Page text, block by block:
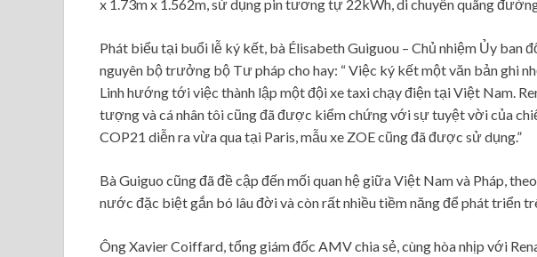
x 1.73m x 1.562m, sử dụng pin tương tự 22kWh, di chuyển quãng
Phát biểu tại buổi lễ ký kết, bà Élisabeth Guiguou – Chủ nhiệm Ủy ban
nguyên bộ trưởng bộ Tư pháp cho hay: “ Việc ký kết một văn bản ghi
Linh hướng tới việc thành lập một đội xe taxi chạy điện tại Việt Nam.
tượng và cá nhân tôi cũng đã được kiểm chứng với sự tuyệt vời của
COP21 diễn ra vừa qua tại Paris, mẫu xe ZOE cũng đã được sử dụng.”
Bà Guiguo cũng đã đề cập đến mối quan hệ giữa Việt Nam và Pháp,
nước đặc biệt gắn bó lâu đời và còn rất nhiều tiềm năng để phát triển
Ông Xavier Coiffard, tổng giám đốc AMV chia sẻ, cùng hòa nhịp với